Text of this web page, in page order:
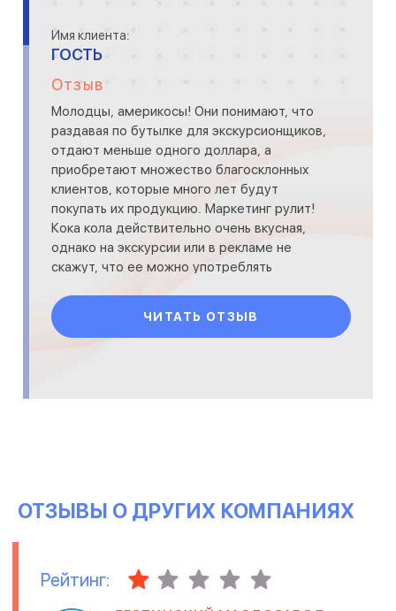
Имя клиента:
ГОСТЬ
Отзыв
Молодцы, америкосы! Они понимают, что
раздавая по бутылке для экскурсионщиков,
отдают меньше одного доллара, а
приобретают множество благосклонных
клиентов, которые много лет будут
покупать их продукцию. Маркетинг рулит!
Кока кола действительно очень вкусная,
однако на экскурсии или в рекламе не
скажут, что ее можно употреблять
ЧИТАТЬ ОТЗЫВ
ОТЗЫВЫ О ДРУГИХ КОМПАНИЯХ
Рейтинг: